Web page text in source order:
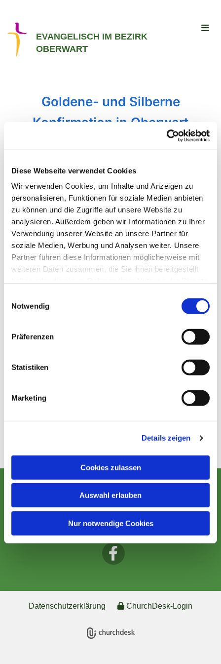
Diese Webseite verwendet Cookies
Wir verwenden Cookies, um Inhalte und Anzeigen zu
personalisieren, Funktionen für soziale Medien anbieten
zu können und die Zugriffe auf unsere Website zu
analysieren. Außerdem geben wir Informationen zu Ihrer
Verwendung unserer Website an unsere Partner für
soziale Medien, Werbung und Analysen weiter. Unsere
Partner führen diese Informationen möglicherweise mit
weiteren Daten zusammen, die Sie ihnen bereitgestellt
Notwendig
Präferenzen
Statistiken
Marketing
Details zeigen
Cookies zulassen
Auswahl erlauben
Nur notwendige Cookies
EVANGELISCH IM BEZIRK
OBERWART
Goldene- und Silberne
Konfirmation in Oberwart
Veröffentlicht von Nina Eicher am Mittwoch, 16.
Oktober 2024 12:00
© Gemeindearchiv Oberwart
Goldene- und Silberne Konfirmation in
Herzliche Einladung zur Goldenen- und Silbernen
EVANGELISCH IM BEZIRK OBERWART
Kontakt
Datenschutzerklärung ChurchDesk-Login